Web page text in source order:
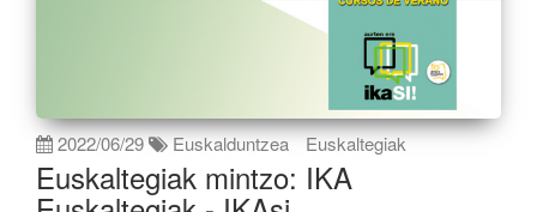
2022/06/29 Euskalduntzea Euskaltegiak
Euskaltegiak mintzo: IKA